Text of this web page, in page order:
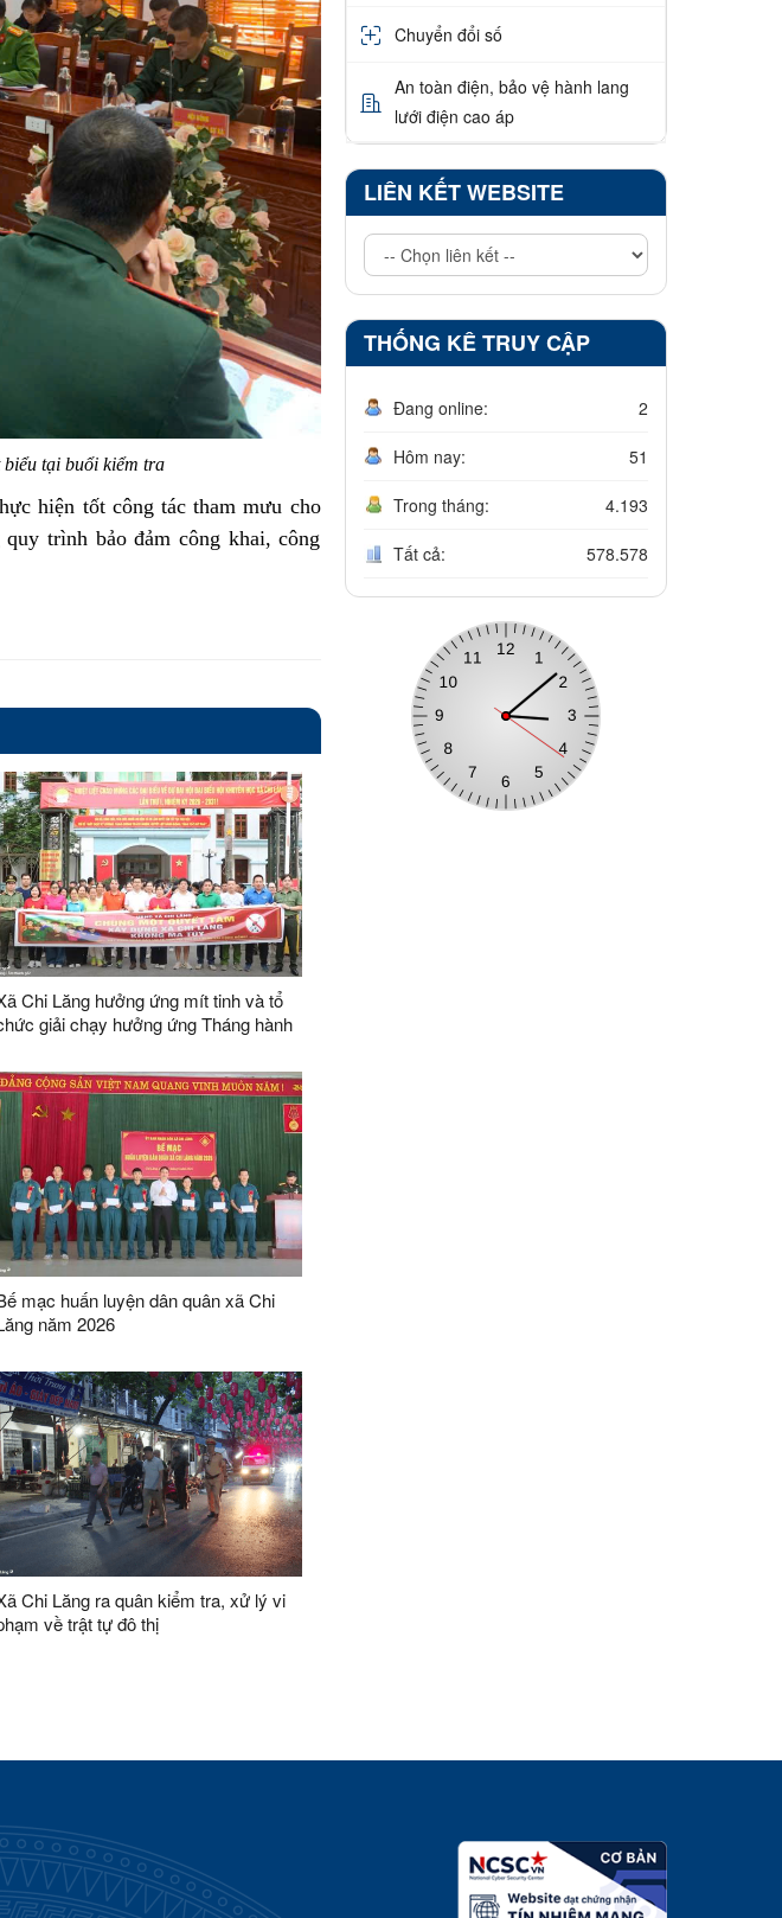
tại buổi kiểm tra
hiện tốt công tác tham mưu cho
trình bảo đảm công khai, công
Chi Lăng hưởng ứng mít tinh và tổ
giải chạy hưởng ứng Tháng hành
mạc huấn luyện dân quân xã Chi
năm 2026
Chi Lăng ra quân kiểm tra, xử lý vi
về trật tự đô thị
Chuyển đổi số
An toàn điện, bảo vệ hành lang
lưới điện cao áp
LIÊN KẾT WEBSITE
THỐNG KÊ TRUY CẬP
Đang online: 2
Hôm nay: 51
Trong tháng: 4.193
Tất cả: 578.578